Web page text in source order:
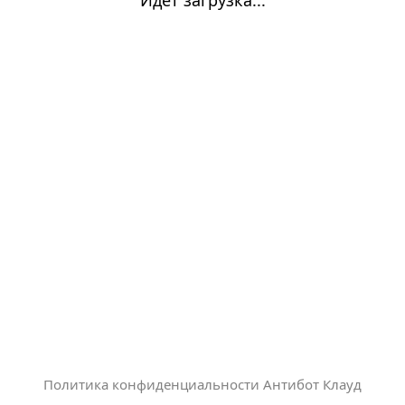
Политика конфиденциальности Антибот Клауд